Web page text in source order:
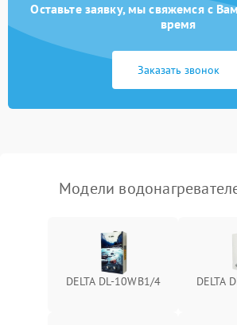
Оставьте заявку, мы свяжемся с
время
Заказать звонок
Модели
DELTA DL-10WB1/4 DELTA